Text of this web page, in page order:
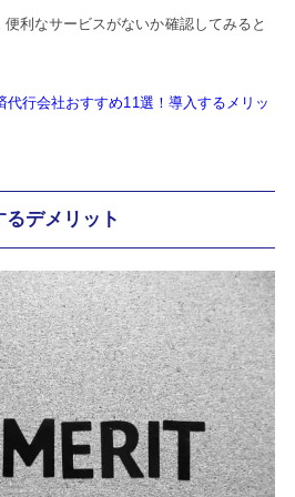
利なサービスがないか確認してみると
代行会社おすすめ11選！導入するメリッ
デメリット